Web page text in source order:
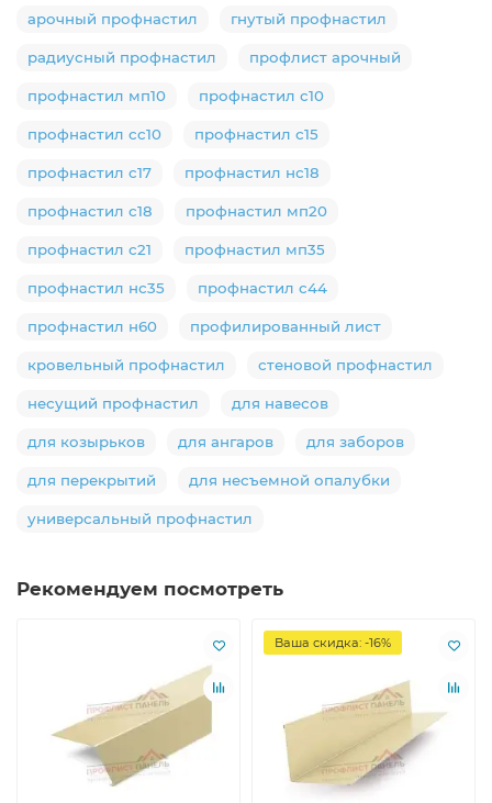
арочный профнастил гнутый профнастил
радиусный профнастил профлист арочный
профнастил мп10 профнастил с10
профнастил сс10 профнастил с15
профнастил с17 профнастил нс18
профнастил с18 профнастил мп20
профнастил с21 профнастил мп35
профнастил нс35 профнастил с44
профнастил н60 профилированный лист
кровельный профнастил стеновой профнастил
несущий профнастил для навесов
для козырьков для ангаров для заборов
для перекрытий для несъемной опалубки
универсальный профнастил
Рекомендуем посмотреть
Ваша скидка: -16%